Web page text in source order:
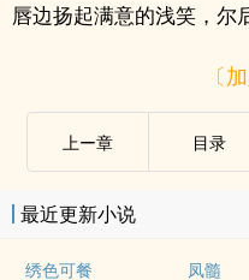
唇边扬起满意的浅笑，
〔
上ー章 目录
最近更新小说
绣色可餐 凤髓